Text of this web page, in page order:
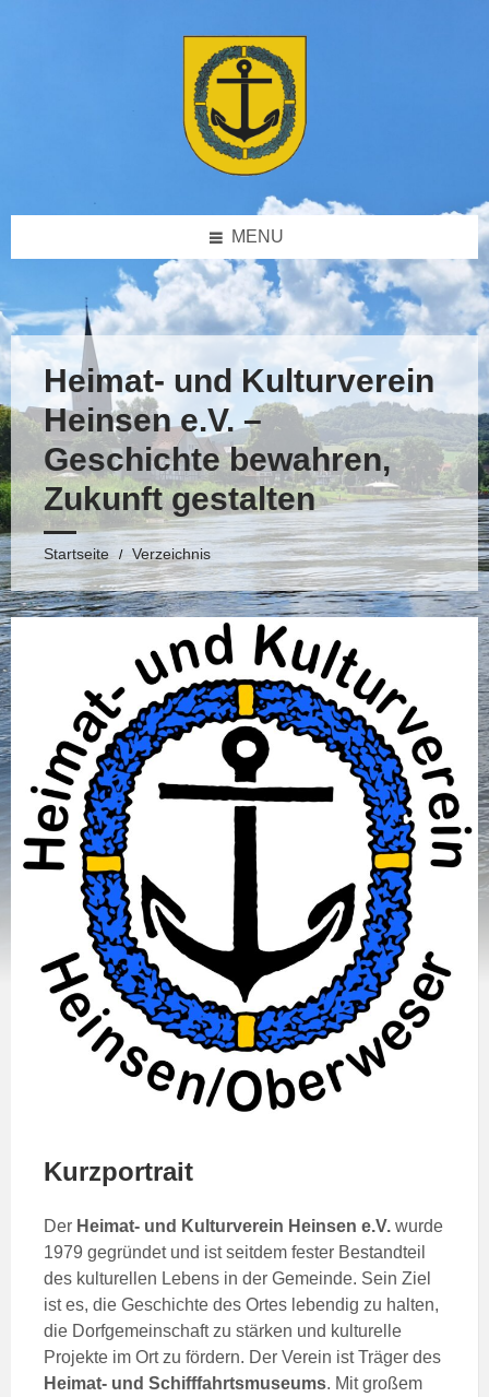
MENU
Heimat- und Kulturverein
Heinsen e.V. –
Geschichte bewahren,
Zukunft gestalten
Startseite / Verzeichnis
Kurzportrait
Der Heimat- und Kulturverein Heinsen e.V. wurde
1979 gegründet und ist seitdem fester Bestandteil
des kulturellen Lebens in der Gemeinde. Sein Ziel
ist es, die Geschichte des Ortes lebendig zu halten,
die Dorfgemeinschaft zu stärken und kulturelle
Projekte im Ort zu fördern. Der Verein ist Träger des
Heimat- und Schifffahrtsmuseums. Mit großem